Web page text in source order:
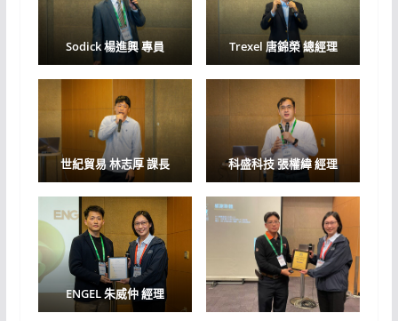
Sodick 楊進興 專員 Trexel 唐錦榮 總經理
世紀貿易林志厚 課長 科盛科技張權緯 經理
ENGEL朱威仲 經理